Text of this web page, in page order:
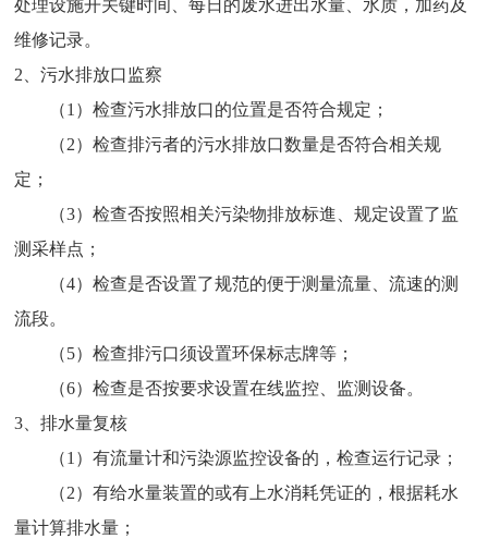
处理设施开关键时间、每日的废水进出水量、水质，加药及
维修记录。
2、污水排放口监察
（1）检查污水排放口的位置是否符合规定；
（2）检查排污者的污水排放口数量是否符合相关规
定；
（3）检查否按照相关污染物排放标進、规定设置了监
测采样点；
（4）检查是否设置了规范的便于测量流量、流速的测
流段。
（5）检查排污口须设置环保标志牌等；
（6）检查是否按要求设置在线监控、监测设备。
3、排水量复核
（1）有流量计和污染源监控设备的，检查运行记录；
（2）有给水量装置的或有上水消耗凭证的，根据耗水
量计算排水量；